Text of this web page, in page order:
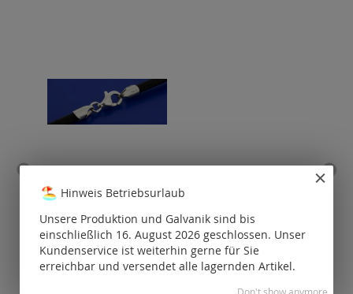
Lederbänder (Rind) mit
Endkappen und Karabiner
(ø 2 mm, Länge 50-90 cm)
Preise nur für
registrierte
Kunden
Hinweis Betriebsurlaub
Unsere Produktion und Galvanik sind bis
einschließlich 16. August 2026 geschlossen. Unser
Kundenservice ist weiterhin gerne für Sie
erreichbar und versendet alle lagernden Artikel.
Don't show anymore